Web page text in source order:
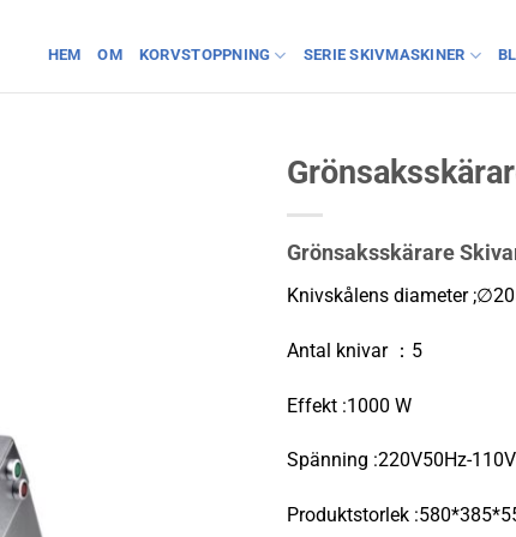
HEM OM KORVSTOPPNING SERIE SKIVMASKINER
Grönsaksskärare
Knivskålens diameter
Antal knivar ：5
Effekt :1000 W
Spänning :220V50Hz-
Produktstorlek